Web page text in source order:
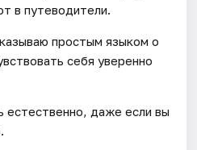
в путеводители.
простым языком о
себя уверенно
естественно, даже если вы